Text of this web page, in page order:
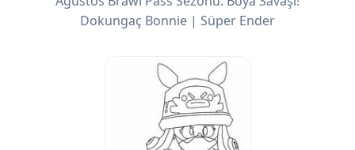
Dokungaç Bonnie | Süper Ender